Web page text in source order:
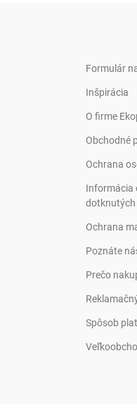
Formulár
Inšpirácia
O firme
Obchodné
Ochrana
Informácia
dotknutých
Ochrana
Poznáte
Prečo
Spôsob